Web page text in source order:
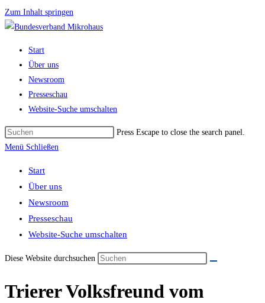
Zum Inhalt springen
Start
Über uns
Newsroom
Presseschau
Website-Suche umschalten
Press Escape to close the search panel.
Menü Schließen
Start
Über uns
Newsroom
Presseschau
Website-Suche umschalten
Diese Website durchsuchen
Trierer Volksfreund vom